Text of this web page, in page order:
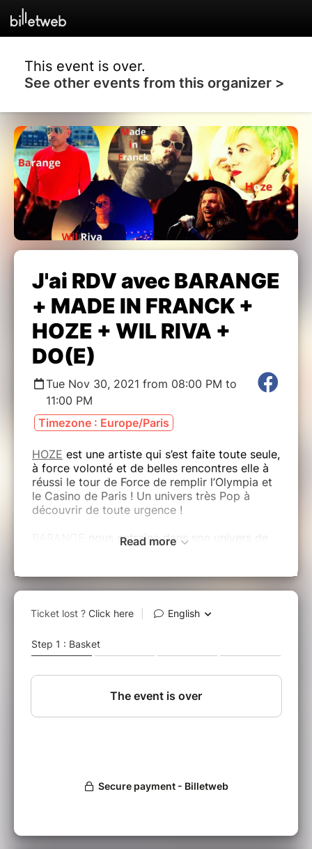
This event is over.
See other events from this organizer >
J'ai RDV avec BARANGE
+ MADE IN FRANCK +
HOZE + WIL RIVA +
DO(E)
Tue Nov 30, 2021 from 08:00 PM to
11:00 PM
Timezone : Europe/Paris
HOZE est une artiste qui s’est faite toute seule,
à force volonté et de belles rencontres elle à
réussi le tour de Force de remplir l’Olympia et
le Casino de Paris ! Un univers très Pop à
découvrir de toute urgence !
nous entraine dans son univers de
WIL RIVAnous embarque dans son univers folk
aux sonorités de De Palmas. Des textes
touchants, des mélodies entêtantes voila la
compositions Stéphane Walch sait nous
captiver pas le timbre de sa voix et sa
présence scénique.
vous resteront en tête.
Read more